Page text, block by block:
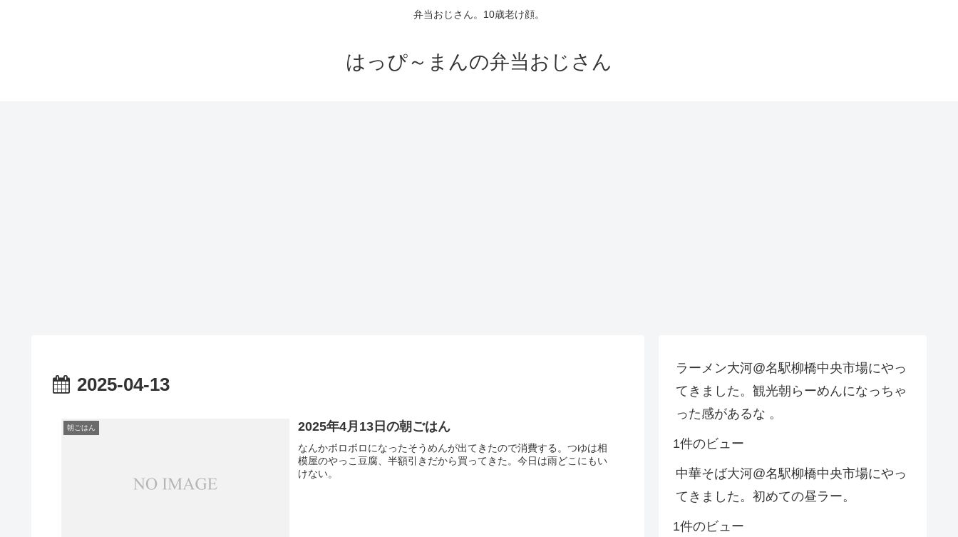
弁当おじさん。10歳老け顔。
はっぴ～まんの弁当おじさん
2025-04-13
朝ごはん 2025年4月13日の朝ごはん
なんかボロボロになったそうめんが出てきたので消費する。つゆは相
模屋のやっこ豆腐、半額引きだから買ってきた。今日は雨どこにもい
けない。
ラーメン大河@名駅柳橋中央市場にやっ
てきました。観光朝らーめんになっちゃ
った感があるな 。
1件のビュー
中華そば大河@名駅柳橋中央市場にやっ
てきました。初めての昼ラー。
1件のビュー